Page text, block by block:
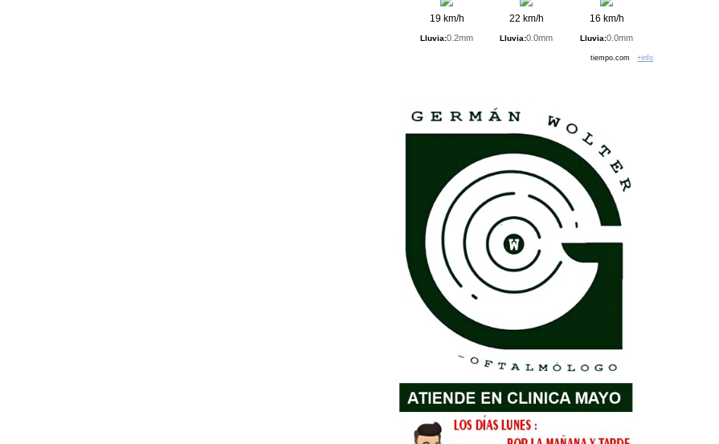
19 km/h
Lluvia:0.2mm
22 km/h
Lluvia:0.0mm
16 km/h
Lluvia:0.0mm
tiempo.com+info